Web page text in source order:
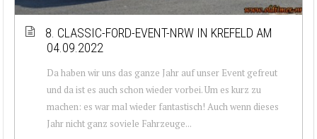
8. CLASSIC-FORD-EVENT-NRW IN KREFELD AM
04.09.2022
Da haben wir uns das ganze Jahr auf unser Event gefreut
und da ist es auch schon wieder vorbei. Um es kurz zu
machen: es war mal wieder fantastisch! Auch wenn dieses
Jahr nicht ganz soviele Fahrzeuge...